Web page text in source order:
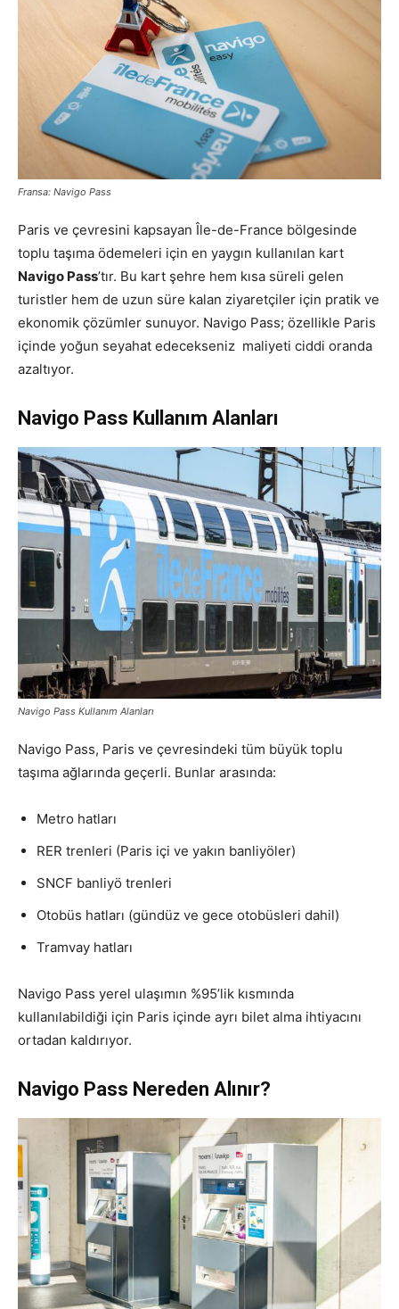
Fransa: Navigo Pass
Paris ve çevresini kapsayan Île-de-France bölgesinde
toplu taşıma ödemeleri için en yaygın kullanılan kart
Navigo Pass’tır. Bu kart şehre hem kısa süreli gelen
turistler hem de uzun süre kalan ziyaretçiler için pratik ve
ekonomik çözümler sunuyor. Navigo Pass; özellikle Paris
içinde yoğun seyahat edecekseniz maliyeti ciddi oranda
azaltıyor.
Navigo Pass Kullanım Alanları
Navigo Pass Kullanım Alanları
Navigo Pass, Paris ve çevresindeki tüm büyük toplu
taşıma ağlarında geçerli. Bunlar arasında:
Metro hatları
RER trenleri (Paris içi ve yakın banliyöler)
SNCF banliyö trenleri
Otobüs hatları (gündüz ve gece otobüsleri dahil)
Tramvay hatları
Navigo Pass yerel ulaşımın %95’lik kısmında
kullanılabildiği için Paris içinde ayrı bilet alma ihtiyacını
ortadan kaldırıyor.
Navigo Pass Nereden Alınır?